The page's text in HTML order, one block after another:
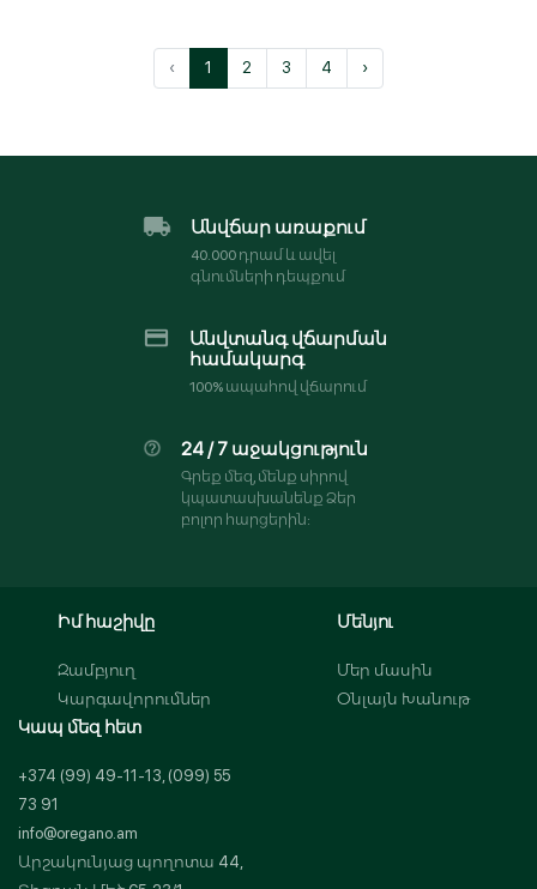
‹ 1 2 3 4 ›
Անվճար առաքում
40․000 դրամ և ավել
գնումների դեպքում
Անվտանգ վճարման
համակարգ
100% ապահով վճարում
24 / 7 աջակցություն
Գրեք մեզ, մենք սիրով
կպատասխանենք Ձեր
բոլոր հարցերին:
Իմ հաշիվը
Զամբյուղ
Կարգավորումներ
Մենյու
Մեր մասին
Օնլայն Խանութ
Կապ մեզ հետ
+374 (99) 49-11-13, (099) 55
73 91
info@oregano.am
Արշակունյաց պողոտա 44,